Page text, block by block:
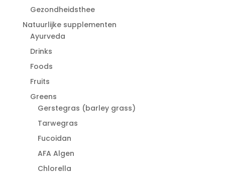
Gezondheidsthee
Natuurlijke supplementen
Ayurveda
Drinks
Foods
Fruits
Greens
Gerstegras (barley grass)
Tarwegras
Fucoidan
AFA Algen
Chlorella